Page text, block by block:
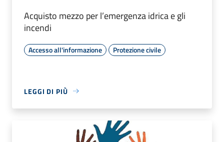
Acquisto mezzo per l’emergenza idrica e gli
incendi
Accesso all'informazione Protezione civile
LEGGI DI PIÙ